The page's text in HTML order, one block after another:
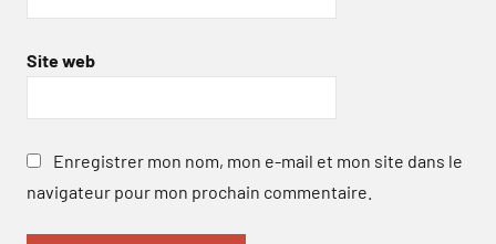
Site web
Enregistrer mon nom, mon e-mail et mon site dans le
navigateur pour mon prochain commentaire.